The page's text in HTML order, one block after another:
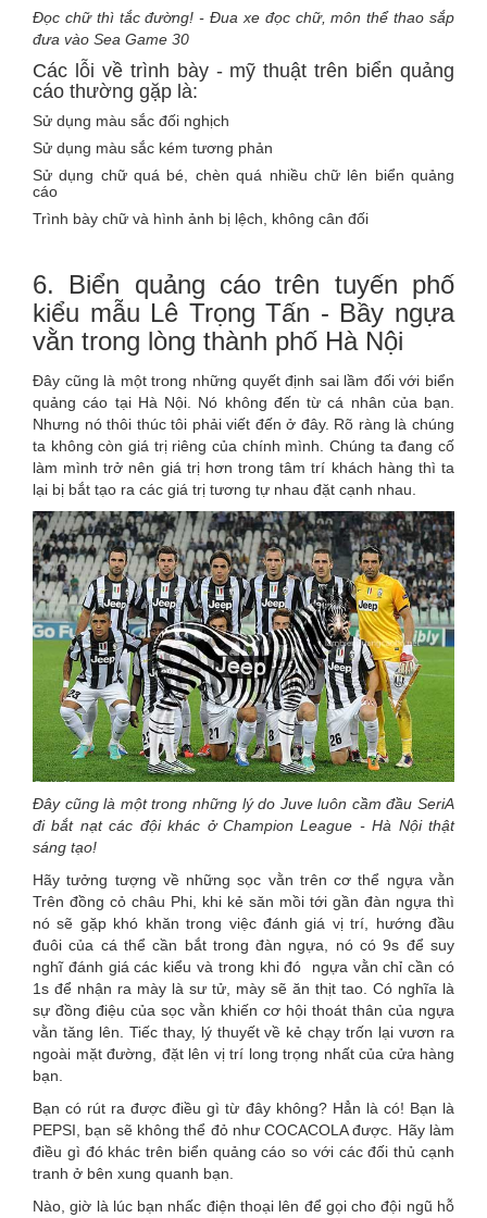
Đọc chữ thì tắc đường! - Đua xe đọc chữ, môn thể thao sắp
đưa vào Sea Game 30
Các lỗi về trình bày - mỹ thuật trên biển quảng
cáo thường gặp là:
Sử dụng màu sắc đối nghịch
Sử dụng màu sắc kém tương phản
Sử dụng chữ quá bé, chèn quá nhiều chữ lên biển quảng
cáo
Trình bày chữ và hình ảnh bị lệch, không cân đối
6. Biển quảng cáo trên tuyến phố
kiểu mẫu Lê Trọng Tấn - Bầy ngựa
vằn trong lòng thành phố Hà Nội
Đây cũng là một trong những quyết định sai lầm đối với biển
quảng cáo tại Hà Nội. Nó không đến từ cá nhân của bạn.
Nhưng nó thôi thúc tôi phải viết đến ở đây. Rõ ràng là chúng
ta không còn giá trị riêng của chính mình. Chúng ta đang cố
làm mình trở nên giá trị hơn trong tâm trí khách hàng thì ta
lại bị bắt tạo ra các giá trị tương tự nhau đặt cạnh nhau.
Đây cũng là một trong những lý do Juve luôn cầm đầu SeriA
đi bắt nạt các đội khác ở Champion League - Hà Nội thật
sáng tạo!
Hãy tưởng tượng về những sọc vằn trên cơ thể ngựa vằn
Trên đồng cỏ châu Phi, khi kẻ săn mồi tới gần đàn ngựa thì
nó sẽ gặp khó khăn trong việc đánh giá vị trí, hướng đầu
đuôi của cá thể cần bắt trong đàn ngựa, nó có 9s để suy
nghĩ đánh giá các kiểu và trong khi đó ngựa vằn chỉ cần có
1s để nhận ra mày là sư tử, mày sẽ ăn thịt tao. Có nghĩa là
sự đồng điệu của sọc vằn khiến cơ hội thoát thân của ngựa
vằn tăng lên. Tiếc thay, lý thuyết về kẻ chạy trốn lại vươn ra
ngoài mặt đường, đặt lên vị trí long trọng nhất của cửa hàng
bạn.
Bạn có rút ra được điều gì từ đây không? Hẳn là có! Bạn là
PEPSI, bạn sẽ không thể đỏ như COCACOLA được. Hãy làm
điều gì đó khác trên biển quảng cáo so với các đối thủ cạnh
tranh ở bên xung quanh bạn.
Nào, giờ là lúc bạn nhấc điện thoại lên để gọi cho đội ngũ hỗ